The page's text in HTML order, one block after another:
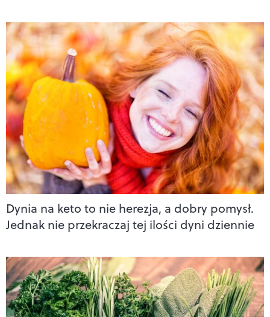
Dynia na keto to nie herezja, a dobry pomysł.
Jednak nie przekraczaj tej ilości dyni dziennie